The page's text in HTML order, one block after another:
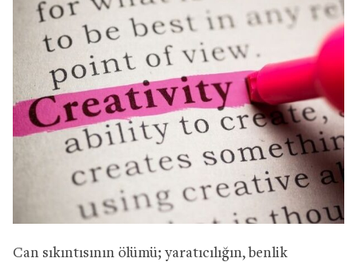
Can sıkıntısının ölümü; yaratıcılığın, benlik